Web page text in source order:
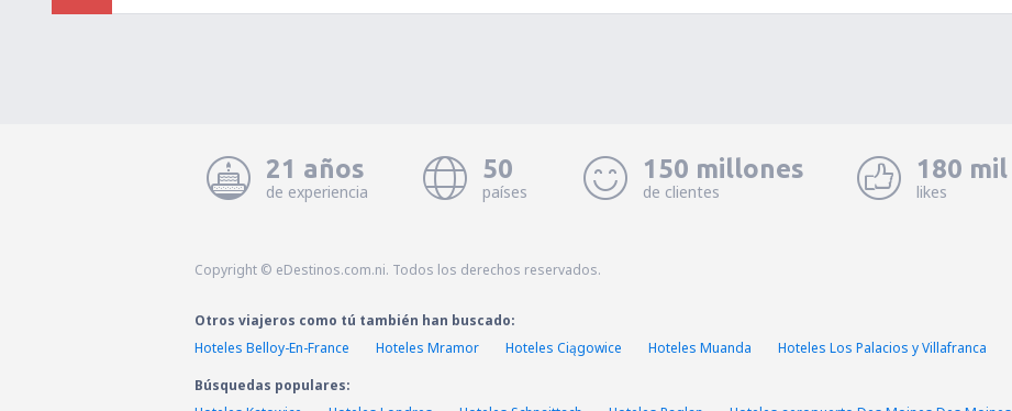
21 años
de experiencia
50
países
150 millones
de clientes
180 mil
likes
Copyright © eDestinos.com.ni. Todos los derechos reservados.
Otros viajeros como tú también han buscado:
Hoteles Belloy-En-France
Hoteles Mramor Hoteles Ciągowice Hoteles Muanda
Hoteles Los Palacios y Villafranca
Búsquedas populares: